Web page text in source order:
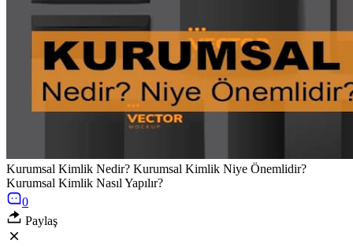
Kurumsal Kimlik Nedir? Kurumsal Kimlik Niye Önemlidir?
Kurumsal Kimlik Nasıl Yapılır?
0
Paylaş